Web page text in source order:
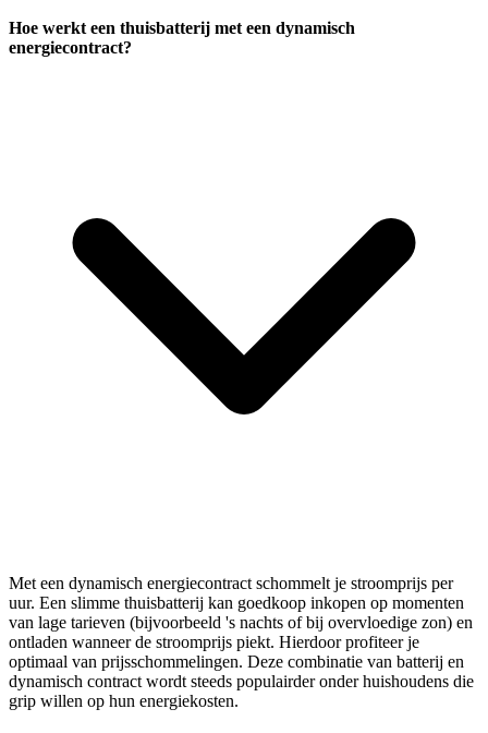
Hoe werkt een thuisbatterij met een dynamisch
energiecontract?
Met een dynamisch energiecontract schommelt je stroomprijs per
uur. Een slimme thuisbatterij kan goedkoop inkopen op momenten
van lage tarieven (bijvoorbeeld 's nachts of bij overvloedige zon) en
ontladen wanneer de stroomprijs piekt. Hierdoor profiteer je
optimaal van prijsschommelingen. Deze combinatie van batterij en
dynamisch contract wordt steeds populairder onder huishoudens die
grip willen op hun energiekosten.